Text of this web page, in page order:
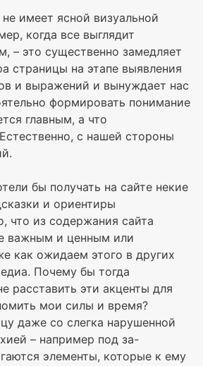
имеет ясной визуальной
когда все выглядит
– это существенно замедляет
страницы на этапе выявления
и выражений и вынуждает нас
формировать понимание
главным, а что
с нашей стороны
бы получать на сайте некие
и ориентиры
что из содержания сайта
важным и ценным или
как ожидаем этого в других
Почему бы тогда
расставить эти акценты для
мои силы и время?
даже со слегка нарушенной
– например под за-
элементы, которые к ему